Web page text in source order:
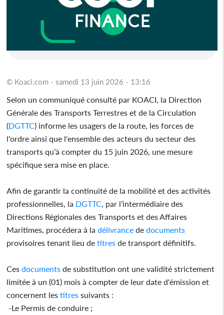
© Koaci.com - samedi 13 juin 2026 - 13:16
Selon un communiqué consulté par KOACI, la Direction
Générale des Transports Terrestres et de la Circulation
(DGTTC) informe les usagers de la route, les forces de
l'ordre ainsi que l'ensemble des acteurs du secteur des
transports qu’à compter du 15 juin 2026, une mesure
spécifique sera mise en place.
Afin de garantir la continuité de la mobilité et des activités
professionnelles, la DGTTC , par l’intermédiaire des
Directions Régionales des Transports et des Affaires
Maritimes, procédera à ladélivrance dedocuments
provisoires tenant lieu detitres de transport définitifs.
Cesdocuments de substitution ont une validité strictement
limitée à un (01) mois à compter de leur date d'émission et
concernent lestitres suivants :
-Le Permis de conduire ;